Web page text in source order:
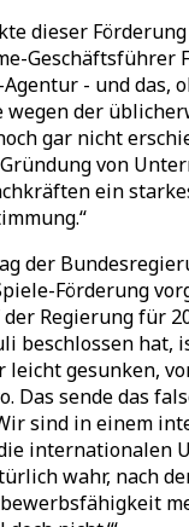
dieser
Geschäftsführer
- und das,
wegen der
gar nicht
von
ein
der
Förderung
Regierung für
beschlossen hat,
leicht gesunken,
Das sende das
sind in einem
internationalen
wahr, nach